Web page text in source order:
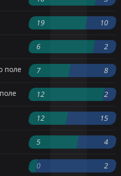
19 10
6 2
поле 7 8
12 2
12 15
5 4
0 2